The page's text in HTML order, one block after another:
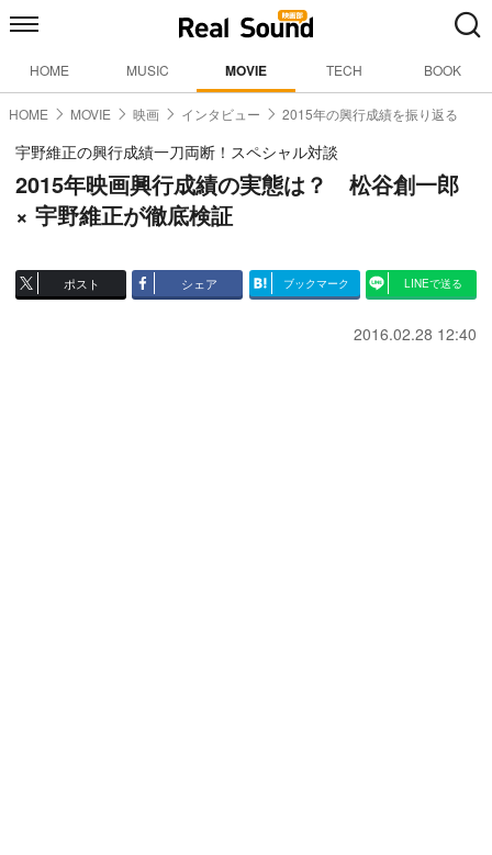
HOME MUSIC MOVIE TECH BOOK
HOME MOVIE 映画 インタビュー 2015年の興行成績を振り返る
宇野維正の興行成績一刀両断！スペシャル対談
2015年映画興行成績の実態は？ 松谷創一郎
× 宇野維正が徹底検証
ポスト シェア ブックマーク LINEで送る
2016.02.28 12:40